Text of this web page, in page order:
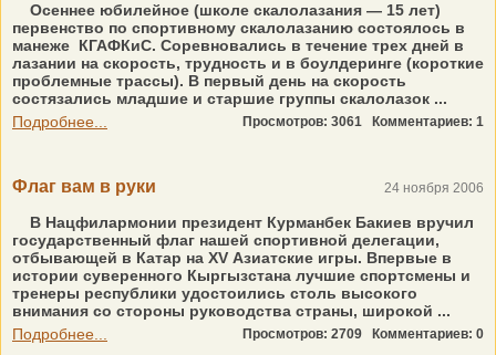
Осеннее юбилейное (школе скалолазания — 15 лет)
первенство по спортивному скалолазанию состоялось в
манеже КГАФКиС. Соревновались в течение трех дней в
лазании на скорость, трудность и в боулдеринге (короткие
проблемные трассы). В первый день на скорость
состязались младшие и старшие группы скалолазок ...
Подробнее...
Просмотров: 3061 Комментариев: 1
Флаг вам в руки 24 ноября 2006
В Нацфилармонии президент Курманбек Бакиев вручил
государственный флаг нашей спортивной делегации,
отбывающей в Катар на XV Азиатские игры. Впервые в
истории суверенного Кыргызстана лучшие спортсмены и
тренеры республики удостоились столь высокого
внимания со стороны руководства страны, широкой ...
Подробнее...
Просмотров: 2709 Комментариев: 0